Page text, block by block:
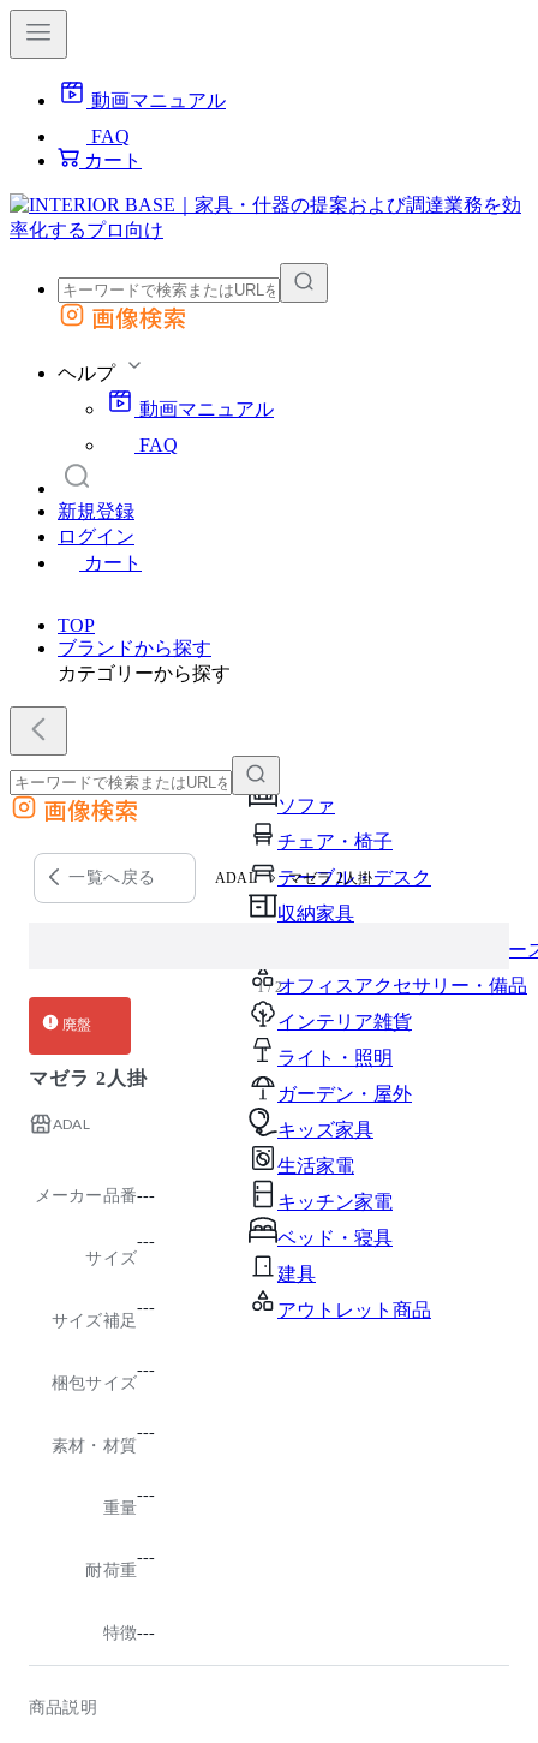
動画マニュアル
FAQ
カート
外部サイトの商品をカートに追加
画像検索
ヘルプ
動画マニュアル
FAQ
新規登録
ログイン
カート
TOP
ブランドから探す
カテゴリーから探す
ソファ
チェア・椅子
テーブル・デスク
収納家具
パーソナルブース・集中ブー
オフィスアクセサリー・備品
インテリア雑貨
ライト・照明
ガーデン・屋外
キッズ家具
生活家電
キッチン家電
ベッド・寝具
建具
アウトレット商品
外部サイトの商品をカートに追加
他のサイトで見つけた商品ページのURLを貼り付けて、カートに追加できます
画像検索
一覧へ戻る ADAL マゼラ 2人掛
1 / 2
廃盤
マゼラ 2人掛
ADAL
メーカー品番---
サイズ
---
サイズ補足
---
梱包サイズ
---
素材・材質
---
重量
---
耐荷重
---
特徴---
商品説明